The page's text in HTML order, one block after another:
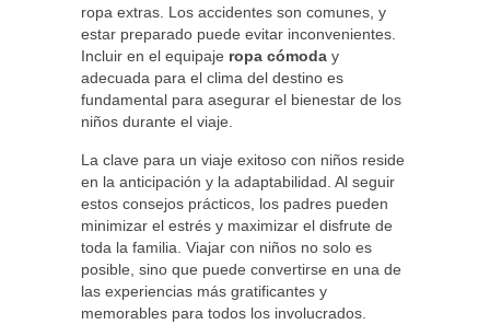
ropa extras. Los accidentes son comunes, y
estar preparado puede evitar inconvenientes.
Incluir en el equipaje ropa cómoda y
adecuada para el clima del destino es
fundamental para asegurar el bienestar de los
niños durante el viaje.
La clave para un viaje exitoso con niños reside
en la anticipación y la adaptabilidad. Al seguir
estos consejos prácticos, los padres pueden
minimizar el estrés y maximizar el disfrute de
toda la familia. Viajar con niños no solo es
posible, sino que puede convertirse en una de
las experiencias más gratificantes y
memorables para todos los involucrados.